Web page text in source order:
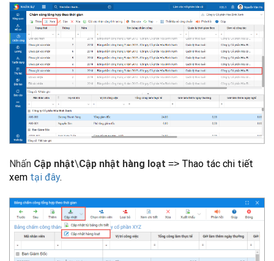
Nhấn Cập nhật\Cập nhật hàng loạt => Thao tác chi tiết
xem tại đây.